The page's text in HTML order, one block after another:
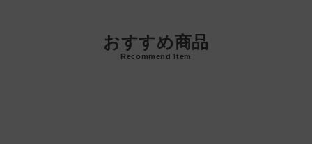
おすすめ商品
Recommend Item